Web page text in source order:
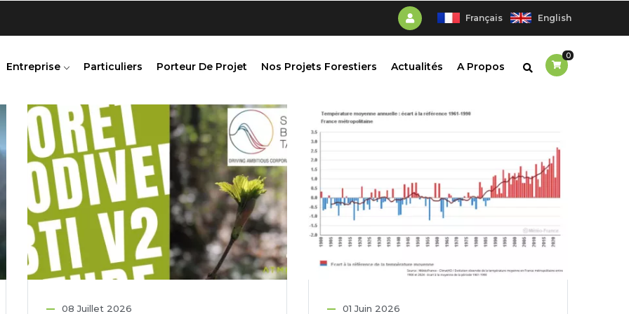
Français English
Entreprise Particuliers Porteur De Projet Nos Projets Forestiers Actualités A Propos
0
08 Juillet 2026 01 Juin 2026